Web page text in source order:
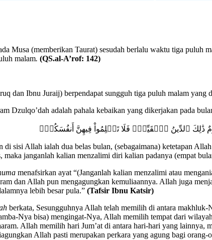
Musa (memberikan Taurat) sesudah berlalu waktu tiga puluh
malam. (QS.al-A’rof: 142)
dan Ibnu Juraij) berpendapat sungguh tiga puluh malam
Dzulqo’dah adalah pahala kebaikan yang dikerjakan pada
ذَٰلِكَ ٱلدِّينُ ٱلۡقَيِّمُۚ فَلَا تَظۡلِمُواْ فِيهِنَّ أَنفُسَكُمۡۚ
di sisi Allah ialah dua belas bulan, (sebagaimana) ketetapan
maka janganlah kalian menzalimi diri kalian padanya (empat
menafsirkan ayat “(Janganlah kalian menzalimi atau
dan Allah pun mengagungkan kemuliaannya. Allah juga
lebih besar pula.” (Tafsir Ibnu Katsir)
berkata, Sesungguhnya Allah telah memilih di antara
Nya bisa) mengingat-Nya, Allah memilih tempat dari
Allah memilih hari Jum’at di antara hari-hari yang
Allah pasti merupakan perkara yang agung bagi